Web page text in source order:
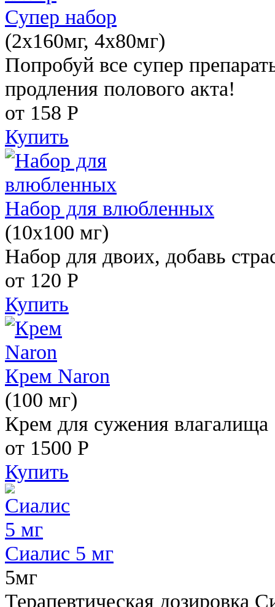
Супер набор
(2х160мг, 4х80мг)
Попробуй все супер
продления полового акта!
от 158 Р
Купить
Набор для влюбленных
(10х100 мг)
Набор для двоих, добавь
от 120 Р
Купить
Крем Naron
(100 мг)
Крем для сужения влагалища
от 1500 Р
Купить
Сиалис 5 мг
5мг
Терапевтическая дозировка